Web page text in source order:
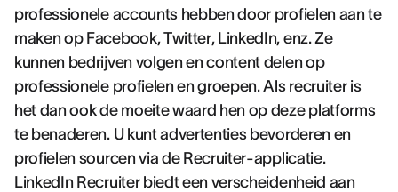
professionele accounts hebben door profielen aan te
maken op Facebook, Twitter, LinkedIn, enz. Ze
kunnen bedrijven volgen en content delen op
professionele profielen en groepen. Als recruiter is
het dan ook de moeite waard hen op deze platforms
te benaderen. U kunt advertenties bevorderen en
profielen sourcen via de Recruiter-applicatie.
LinkedIn Recruiter biedt een verscheidenheid aan